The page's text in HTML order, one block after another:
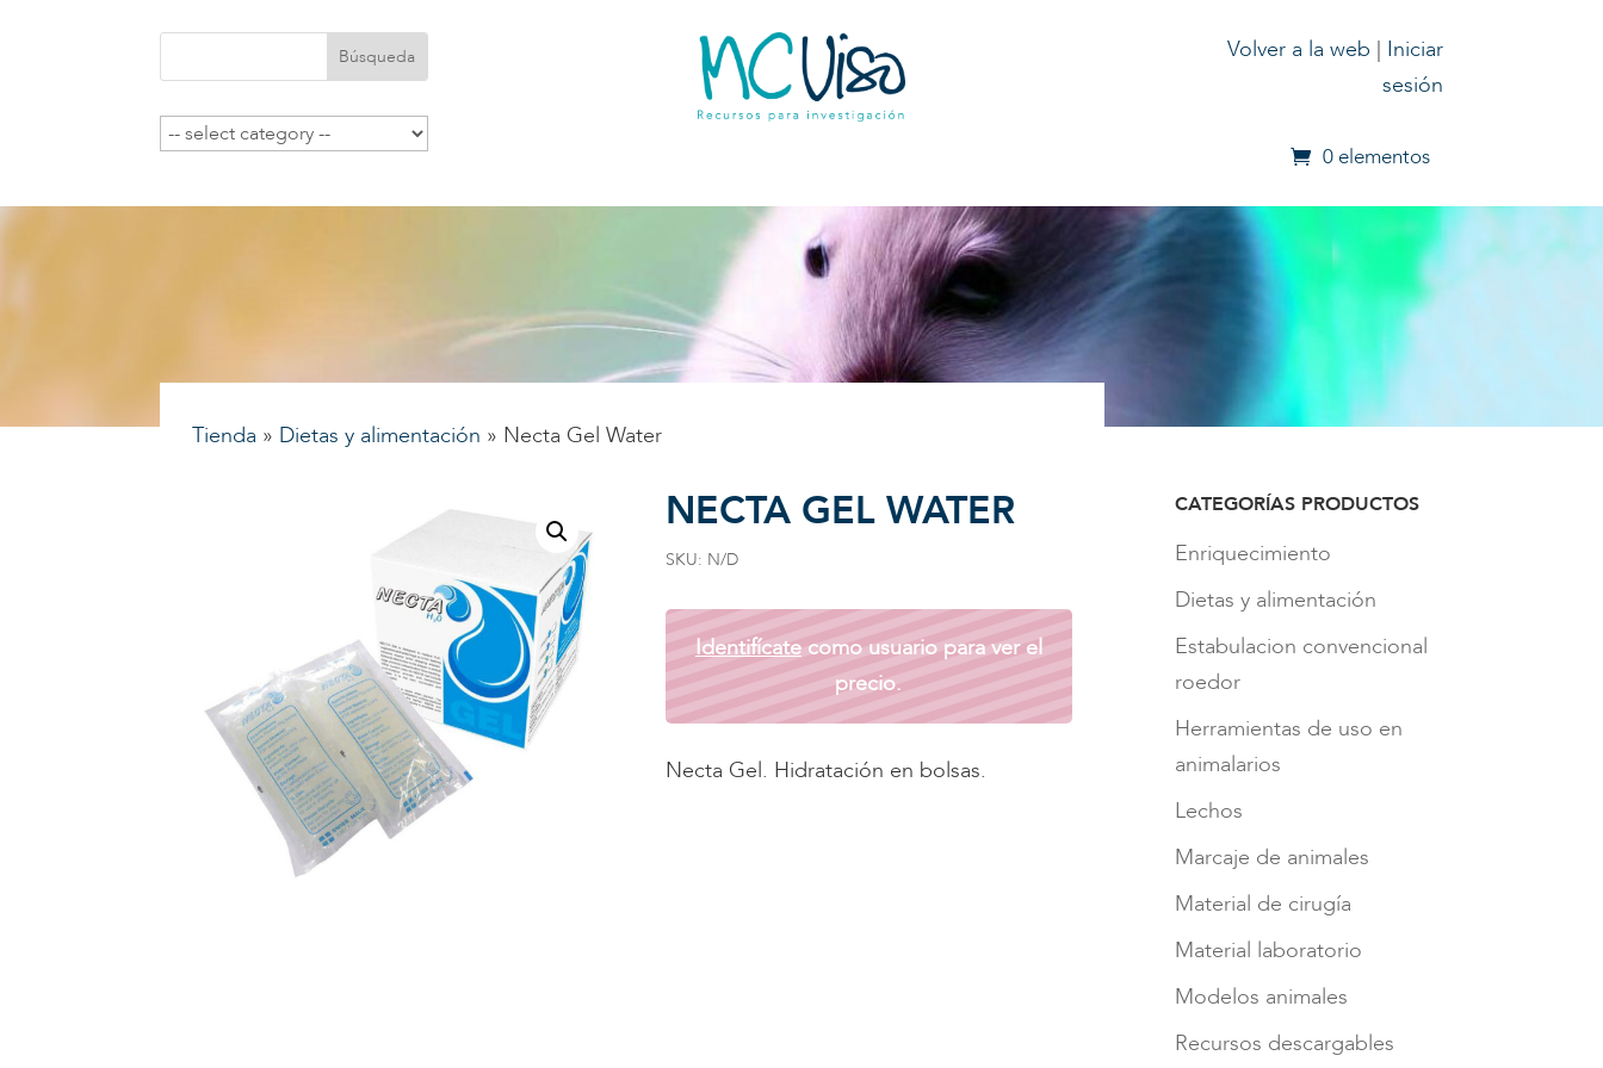
Volver a la web | Iniciar
sesión
0 elementos
Tienda » Dietas y alimentación » Necta Gel Water
NECTA GEL WATER
SKU: N/D
Identifícatecomo usuario para ver el
precio.
Necta Gel. Hidratación en bolsas.
CATEGORÍAS PRODUCTOS
Enriquecimiento
Dietas y alimentación
Estabulacion convencional
roedor
Herramientas de uso en
animalarios
Lechos
Marcaje de animales
Material de cirugía
Material laboratorio
Modelos animales
Recursos descargables